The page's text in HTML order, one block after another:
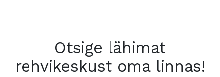
Otsige lähimat
rehvikeskust oma linnas!